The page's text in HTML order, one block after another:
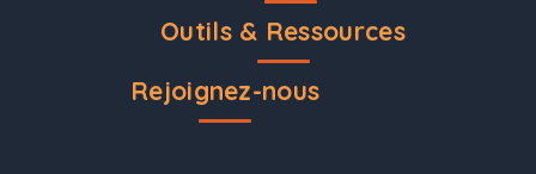
Outils & Ressources
Rejoignez-nous